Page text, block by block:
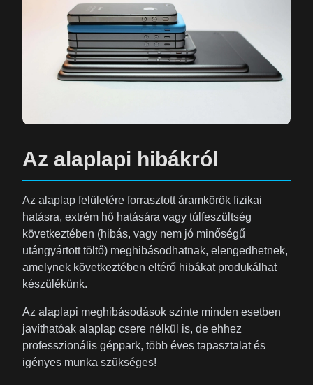
Az alaplapi hibákról
Az alaplap felületére forrasztott áramkörök fizikai
hatásra, extrém hő hatására vagy túlfeszültség
következtében (hibás, vagy nem jó minőségű
utángyártott töltő) meghibásodhatnak, elengedhetnek,
amelynek következtében eltérő hibákat produkálhat
készülékünk.
Az alaplapi meghibásodások szinte minden esetben
javíthatóak alaplap csere nélkül is, de ehhez
professzionális géppark, több éves tapasztalat és
igényes munka szükséges!